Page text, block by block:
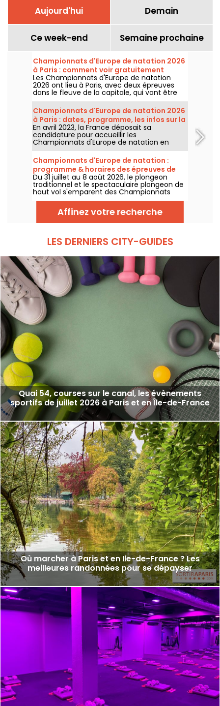
Aujourd'hui Demain
Ce week-end Semaine prochaine
Championnats d'Europe de natation 2026
à Paris : comment voir gratuitement
certaines épreuves ?
Les Championnats d'Europe de natation
2026 ont lieu à Paris, avec deux épreuves
dans le fleuve de la capitale, qui vont être
plus accessibles au grand public ! Comment
observer les compétitions en eau libre et le
plongeon de haut vol, au mois d'août
prochain ?
Championnats d'Europe de natation 2026
à Paris : dates, programme, les infos sur la
compétition
En avril 2023, la France déposait sa
candidature pour accueillir les
Championnats d'Europe de natation en
2026. Du 31 juillet au 16 août, le Centre
Aquatique Olympique vous attend pour
encourager nos nageurs. Voici toutes les
informations à connaître sur la compétition
et les épreuves !
Championnats d'Europe de natation :
programme & horaires des épreuves de
plongeon et de haut vol
Du 31 juillet au 8 août 2026, le plongeon
traditionnel et le spectaculaire plongeon de
haut vol s'emparent des Championnats
d'Europe de natation. Entre le bassin
olympique de Saint-Denis et le cadre
naturel de la Seine, les meilleurs plongeurs
du continent vont s'élancer pour des figures
Affinez votre recherche
LES DERNIERS CITY-GUIDES
Quai 54, courses sur le canal, les évènements
sportifs de juillet 2026 à Paris et en Île-de-France
Où marcher à Paris et en Ile-de-France ? Les
meilleures randonnées pour se dépayser